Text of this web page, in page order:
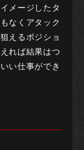
メージしたタ
なくアタック
えるポジショ
れば結果はつ
い仕事ができ